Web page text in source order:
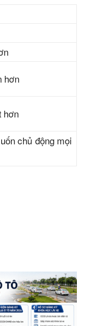
hơn
hơn
chủ động mọi